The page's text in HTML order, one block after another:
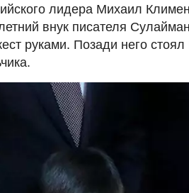
лидера Михаил
внук писателя
руками. Позади него